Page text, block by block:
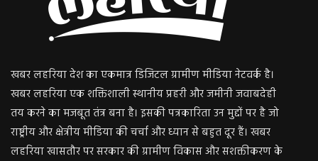
खबर लहरिया देश का एकमात्र डिजिटल ग्रामीण मीडिया नेटवर्क है।
खबर लहरिया एक शक्तिशाली स्थानीय प्रहरी और जमीनी जवाबदेही
तय करने का मजबूत तंत्र बना है। इसकी पत्रकारिता उन मुद्दों पर है जो
राष्ट्रीय और क्षेत्रीय मीडिया की चर्चा और ध्यान से बहुत दूर हैं। खबर
लहरिया खासतौर पर सरकार की ग्रामीण विकास और सशक्तीकरण के